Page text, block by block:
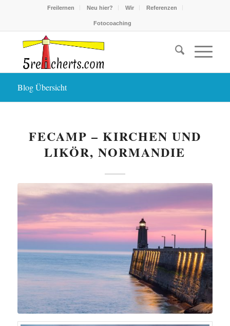
Freilernen Neu hier? Wir Referenzen
Fotocoaching
Blog Übersicht
FECAMP – KIRCHEN UND
LIKÖR, NORMANDIE